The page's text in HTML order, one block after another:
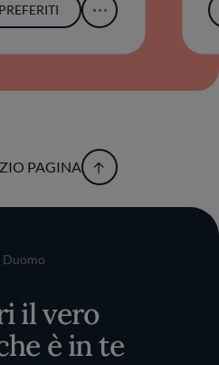
PAGINA
Duomo
il vero
è in te